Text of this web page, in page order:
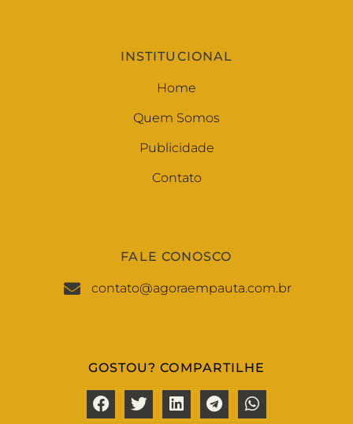
INSTITUCIONAL
Home
Quem Somos
Publicidade
Contato
FALE CONOSCO
contato@agoraempauta.com.br
GOSTOU? COMPARTILHE